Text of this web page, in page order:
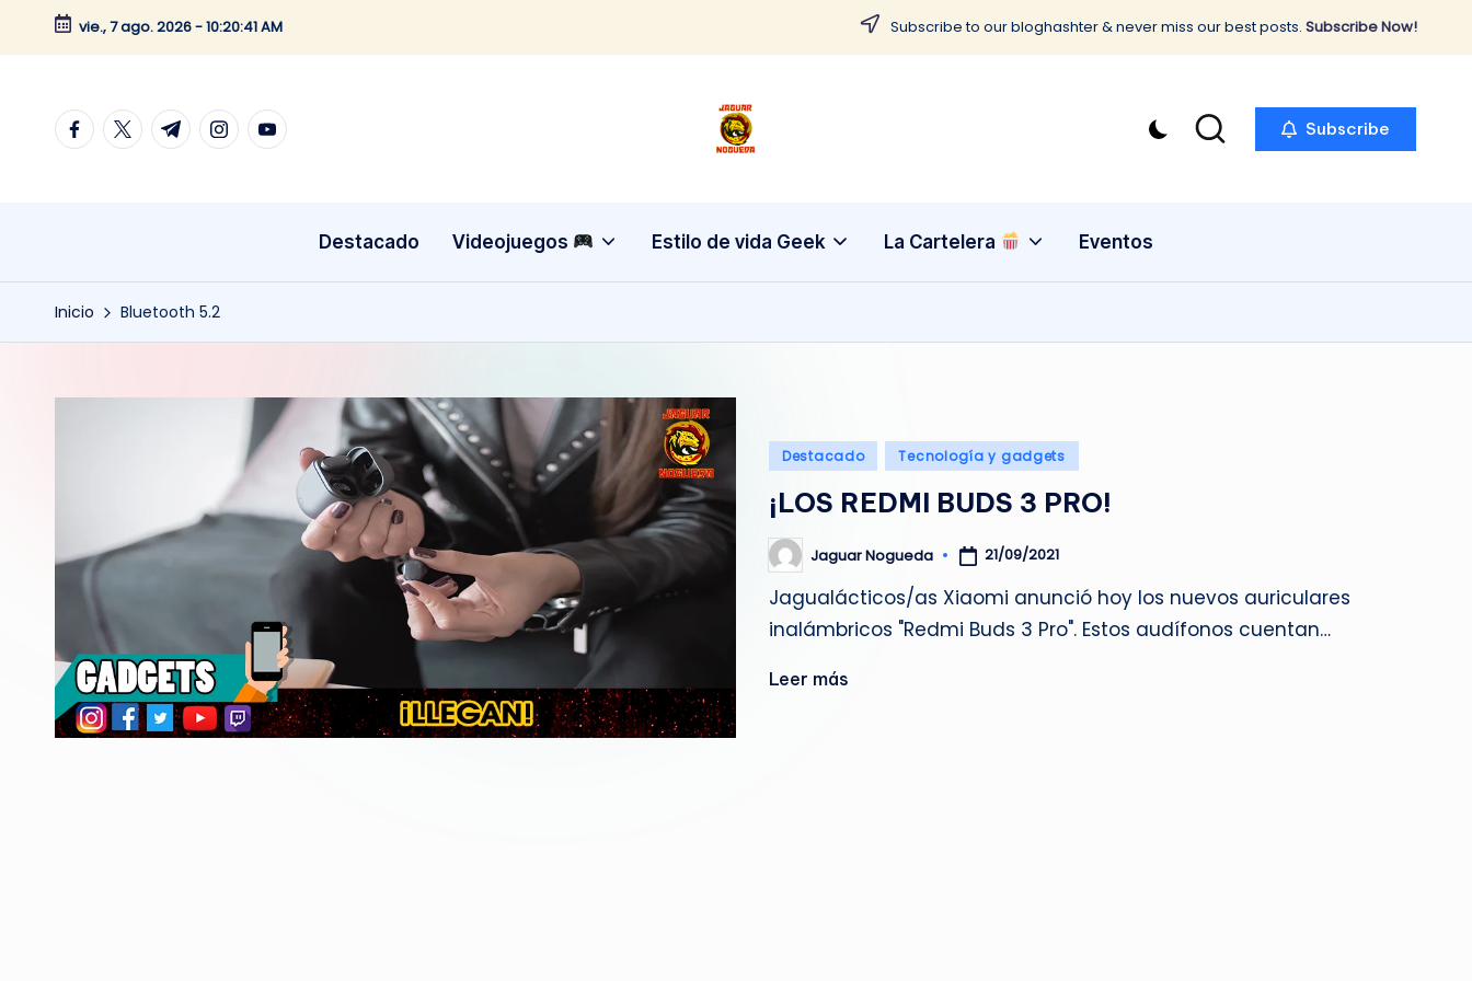
Saltar
contenido
vie., 7 ago. 2026-10:20:41 AM Subscribe to our bloghashter & never miss our best posts. Subscribe Now!
facebook.com
twitter.com
t.me instagram.com
youtube.com
J
g
u
a
a
CONTENIDO
Subscribe
Destacado Videojuegos Estilo de vida Geek La Cartelera Eventos
Inicio Bluetooth 5.2
Publicado
Destacado Tecnología y gadgets
¡LOS REDMI BUDS 3 PRO!
Publicado
por
Jaguar Nogueda 21/09/2021
Jagualácticos/as Xiaomi anunció hoy los nuevos auriculares
inalámbricos "Redmi Buds 3 Pro". Estos audífonos cuentan…
Leer más